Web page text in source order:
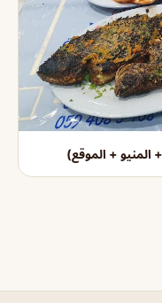
+ الموقع)